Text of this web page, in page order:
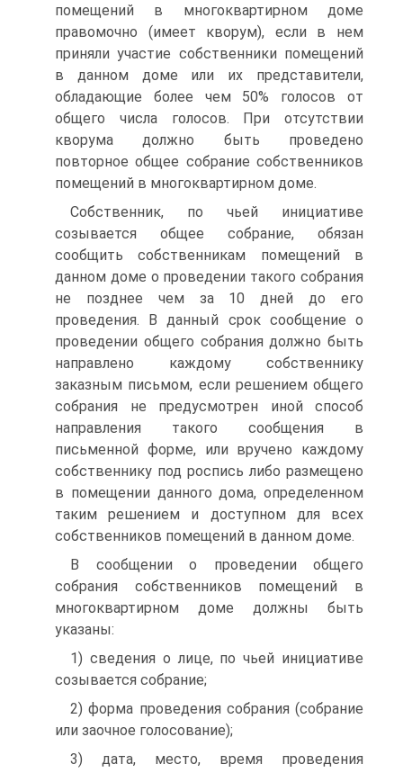
помещений в многоквартирном доме
правомочно (имеет кворум), если в нем
приняли участие собственники помещений
в данном доме или их представители,
обладающие более чем 50% голосов от
общего числа голосов. При отсутствии
кворума должно быть проведено
повторное общее собрание собственников
помещений в многоквартирном доме.
Собственник, по чьей инициативе
созывается общее собрание, обязан
сообщить собственникам помещений в
данном доме о проведении такого собрания
не позднее чем за 10 дней до его
проведения. В данный срок сообщение о
проведении общего собрания должно быть
направлено каждому собственнику
заказным письмом, если решением общего
собрания не предусмотрен иной способ
направления такого сообщения в
письменной форме, или вручено каждому
собственнику под роспись либо размещено
в помещении данного дома, определенном
таким решением и доступном для всех
собственников помещений в данном доме.
В сообщении о проведении общего
собрания собственников помещений в
многоквартирном доме должны быть
указаны:
1) сведения о лице, по чьей инициативе
созывается собрание;
2) форма проведения собрания (собрание
или заочное голосование);
3) дата, место, время проведения